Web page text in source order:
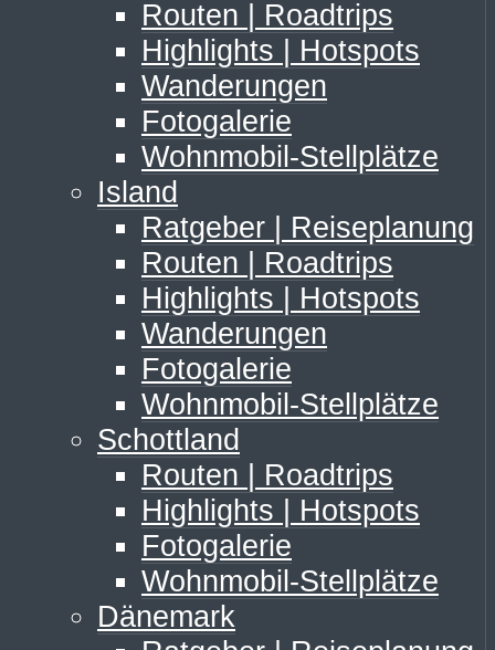
Routen | Roadtrips
Highlights | Hotspots
Wanderungen
Fotogalerie
Wohnmobil-Stellplätze
Island
Ratgeber | Reiseplanung
Routen | Roadtrips
Highlights | Hotspots
Wanderungen
Fotogalerie
Wohnmobil-Stellplätze
Schottland
Routen | Roadtrips
Highlights | Hotspots
Fotogalerie
Wohnmobil-Stellplätze
Dänemark